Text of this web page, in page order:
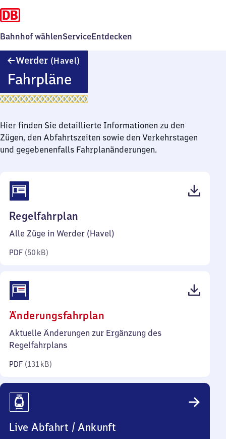
Bahnhof wählenServiceEntdecken
Werder (Havel)
Fahrpläne
Hier finden Sie detaillierte Informationen zu den
Zügen, den Abfahrtszeiten sowie den Verkehrstagen
und gegebenenfalls Fahrplanänderungen.
Regelfahrplan
50
Alle Züge in Werder (Havel)
PDF (50 kB)
Änderungsfahrplan
131
Aktuelle Änderungen zur Ergänzung des
Regelfahrplans
PDF (131 kB)
Live Abfahrt / Ankunft